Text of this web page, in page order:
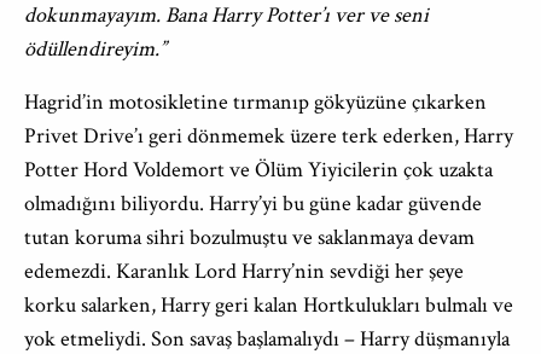
dokunmayayım. Bana Harry Potter’ı ver ve seni
ödüllendireyim.”
Hagrid’in motosikletine tırmanıp gökyüzüne çıkarken
Privet Drive’ı geri dönmemek üzere terk ederken, Harry
Potter Hord Voldemort ve Ölüm Yiyicilerin çok uzakta
olmadığını biliyordu. Harry’yi bu güne kadar güvende
tutan koruma sihri bozulmuştu ve saklanmaya devam
edemezdi. Karanlık Lord Harry’nin sevdiği her şeye
korku salarken, Harry geri kalan Hortkulukları bulmalı ve
yok etmeliydi. Son savaş başlamalıydı – Harry düşmanıyla